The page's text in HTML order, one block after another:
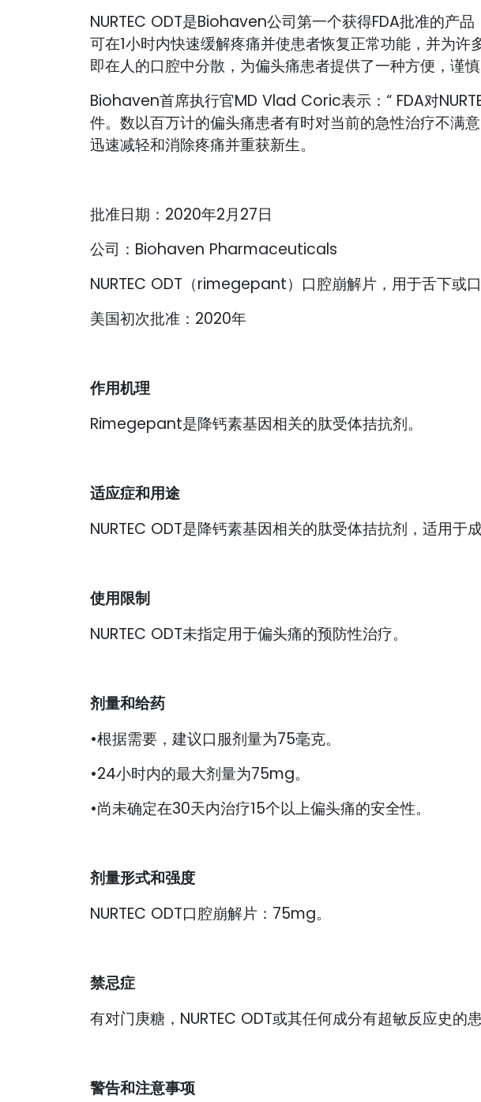
NURTEC ODT是Biohaven公司第一个获得FDA批准的产
可在1小时内快速缓解疼痛并使患者恢复正常功能，并为
即在人的口腔中分散，为偏头痛患者提供了一种方便，谨
Biohaven首席执行官MD Vlad Coric表示：“ FDA对
件。数以百万计的偏头痛患者有时对当前的急性治疗不满
迅速减轻和消除疼痛并重获新生。
批准日期：2020年2月27日
公司：Biohaven Pharmaceuticals
NURTEC ODT（rimegepant）口腔崩解片，用于舌下或
美国初次批准：2020年
作用机理
Rimegepant是降钙素基因相关的肽受体拮抗剂。
适应症和用途
NURTEC ODT是降钙素基因相关的肽受体拮抗剂，适用于
使用限制
NURTEC ODT未指定用于偏头痛的预防性治疗。
剂量和给药
•根据需要，建议口服剂量为75毫克。
•24小时内的最大剂量为75mg。
•尚未确定在30天内治疗15个以上偏头痛的安全性。
剂量形式和强度
NURTEC ODT口腔崩解片：75mg。
禁忌症
有对门庚糖，NURTEC ODT或其任何成分有超敏反应史的患
警告和注意事项